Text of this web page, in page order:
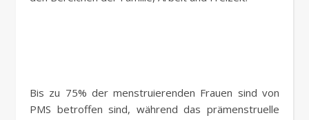
Bis zu 75% der menstruierenden Frauen sind von
PMS betroffen sind, während das prämenstruelle